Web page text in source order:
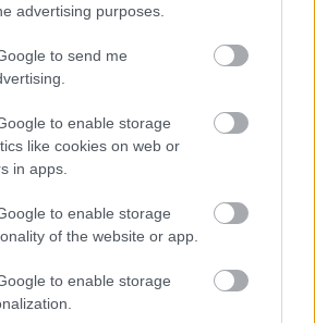
advertising purposes.
to send me
to enable storage
like cookies on web or
in apps.
to enable storage
of the website or app.
to enable storage
még kép!